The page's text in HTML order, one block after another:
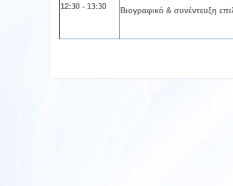
12:30 - 13:30 Βιογραφικό & συνέντευξη